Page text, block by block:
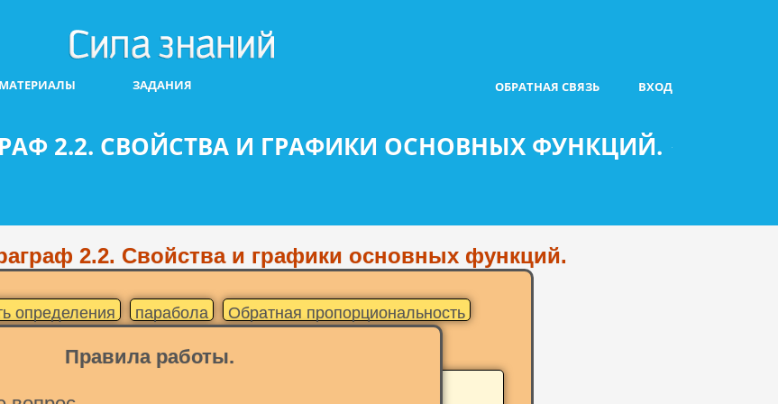
ЗАДАНИЯ ОБРАТНАЯ СВЯЗЬ ВХОД
2.2. СВОЙСТВА И ГРАФИКИ ОСНОВНЫХ ФУНКЦИЙ.
2.2. Свойства и графики основных функций.
Правила работы.
определения парабола Обратная пропорциональность